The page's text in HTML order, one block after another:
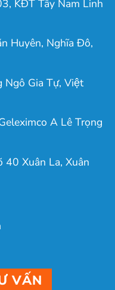
KĐT Tây Nam Linh
Huyên, Nghĩa Đô,
Ngô Gia Tự, Việt
A Lê Trọng
Xuân La, Xuân
VẤN